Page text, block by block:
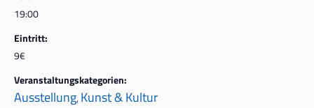
19:00
Eintritt:
9€
Veranstaltungskategorien:
Ausstellung,Kunst & Kultur